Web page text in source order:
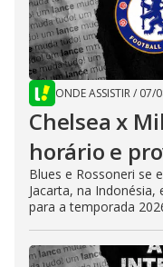
ONDE ASSISTIR/ 07/
Chelsea x
horário e
Blues e Rossoneri se
Jacarta, na
para a temporada